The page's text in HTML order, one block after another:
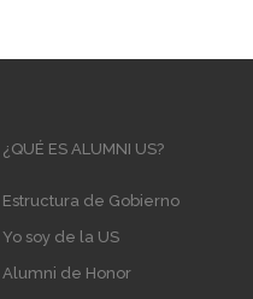
Main
¿QUÉ ES ALUMNI US?
Estructura de Gobierno
Yo soy de la US
Alumni de Honor